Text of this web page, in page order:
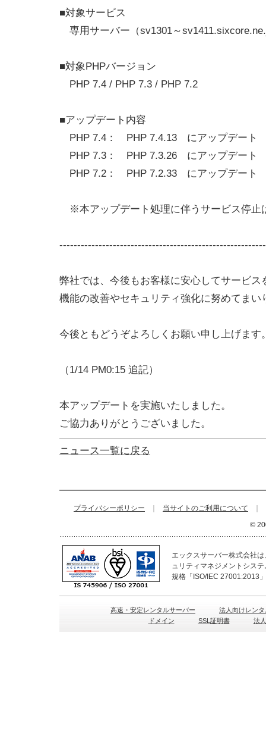
■対象サービス
専用サーバー（sv1301～
■対象PHPバージョン
PHP 7.4 / PHP 7.3 / PHP 7.2
■アップデート内容
PHP 7.4： PHP 7.4.13 にアップデート
PHP 7.3： PHP 7.3.26 にアップデート
PHP 7.2： PHP 7.2.33 にアップデート
※本アップデート処理に伴うサービス停止
弊社では、今後もお客様に安心してサービス
機能の改善やセキュリティ強化に努めてまい
今後ともどうぞよろしくお願い申し上げます
（1/14 PM0:15 追記）
本アップデートを実施いたしました。
ご協力ありがとうございました。
ニュース一覧に戻る
プライバシーポリシー 当サイトのご利用について
©
エックスサーバー株式会社
ュリティマネジメントシス
規格「ISO/IEC 27001:2013
高速・安定レンタルサーバー
法人向けレン
ドメイン
SSL証明書 法